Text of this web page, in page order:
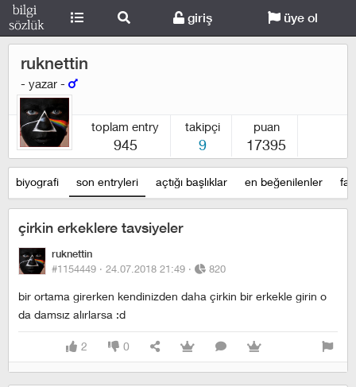
giriş üye ol
ruknettin
- yazar -
toplam entry
945
takipçi
9
puan
17395
biyografi son entryleri açtığı başlıklar en beğenilenler
çirkin erkeklere tavsiyeler
ruknettin
#1154449 · 24.07.2018 21:49 · 820
bir ortama girerken kendinizden daha çirkin bir erkekle girin o
da damsız alırlarsa :d
2 0